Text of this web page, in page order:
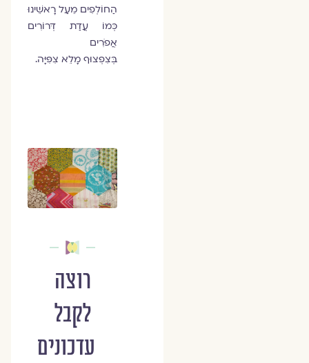
הַחוֹלְפִים מֵעַל רָאשֵׁינוּ
כְּמוֹ עֲדַת דְּרוֹרִים
אֲפֹרִים
בְּצִפְצוּף מָלֵא צִפִּיָּה.
רוצה
לקבל
עדכונים